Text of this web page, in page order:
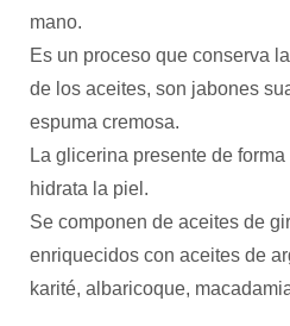
mano.
Es un proceso que conserva
de los aceites, son jabones
espuma cremosa.
La glicerina presente de
hidrata la piel.
Se componen de aceites de
enriquecidos con aceites de
karité, albaricoque,